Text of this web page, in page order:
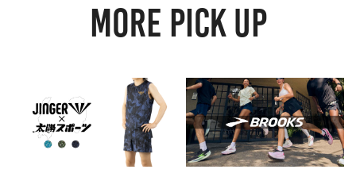
MORE PICK UP